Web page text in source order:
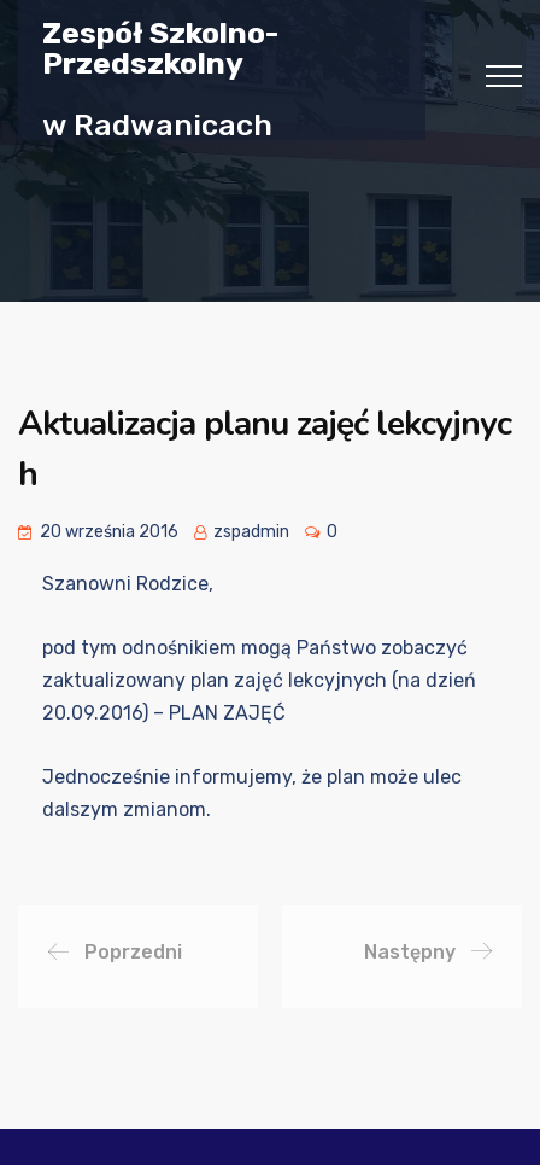
Zespół Szkolno-
Przedszkolny
w Radwanicach
Aktualizacja planu zajęć lekcyjnyc
h
20 września 2016 zspadmin 0
Szanowni Rodzice,
pod tym odnośnikiem mogą Państwo zobaczyć
zaktualizowany plan zajęć lekcyjnych (na dzień
20.09.2016) – PLAN ZAJĘĆ
Jednocześnie informujemy, że plan może ulec
dalszym zmianom.
Poprzedni Następny